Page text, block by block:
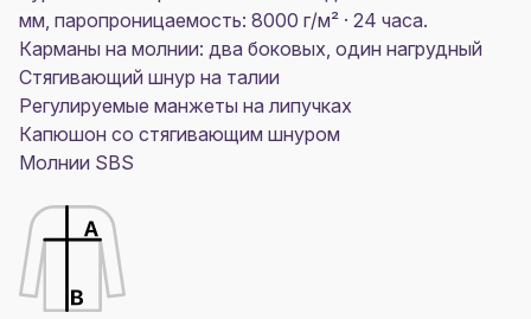
мм, паропроницаемость: 8000 г/м² · 24 часа.
Карманы на молнии: два боковых, один нагрудный
Стягивающий шнур на талии
Регулируемые манжеты на липучках
Капюшон со стягивающим шнуром
Молнии SBS